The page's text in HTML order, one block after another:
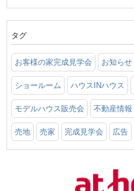
タグ
お客様の家完成見学会 お知らせ
ショールーム ハウスINハウス
モデルハウス販売会 不動産情報
売地 売家 完成見学会 広告